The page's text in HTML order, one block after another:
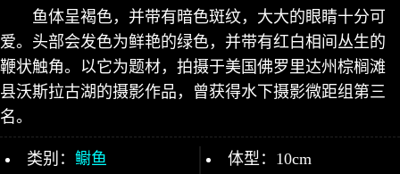
鱼体呈褐色，并带有暗色斑纹，大大的眼睛十分可
爱。头部会发色为鲜艳的绿色，并带有红白相间丛生的
鞭状触角。以它为题材，拍摄于美国佛罗里达州棕榈滩
县沃斯拉古湖的摄影作品，曾获得水下摄影微距组第三
名。
类别： 鳚鱼
体型：10cm